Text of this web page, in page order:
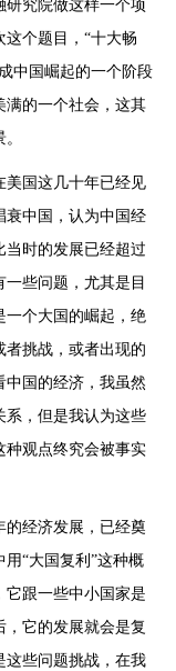
研究院做这样一个项
个题目，“十大畅
中国崛起的一个阶段
满的一个社会，这其
美国这几十年已经见
衰中国，认为中国经
当时的发展已经超过
些问题，尤其是目
一个大国的崛起，绝
者挑战，或者出现的
中国的经济，我虽然
系，但是我认为这些
种观点终究会被事实
的经济发展，已经奠
“大国复利”这种概
它跟一些中小国家是
，它的发展就会是复
这些问题挑战，在我